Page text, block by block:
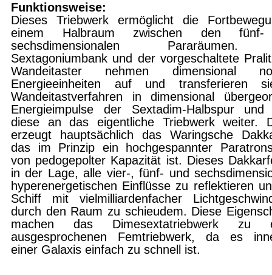
Funktionsweise:
Dieses Triebwerk ermöglicht die
einem Halbraum zwischen den
sechsdimensionalen
Sextagoniumbank und der vorgeschaltete
Wandeitaster nehmen dimensional
Energieeinheiten auf und transferieren
Wandeitastverfahren in dimensional
Energieimpulse der Sextadim-Halbspur und
diese an das eigentliche Triebwerk weiter.
erzeugt hauptsächlich das Waringsche
das im Prinzip ein hochgespannter
von pedogepolter Kapazität ist. Dieses
in der Lage, alle vier-, fünf- und
hyperenergetischen Einflüsse zu reflektie­ren
Schiff mit vielmilliardenfacher
durch den Raum zu schieudem. Diese
machen das Dimesextatriebwerk zu
ausgesproche­nen Femtriebwerk, da es
einer Gala­xis einfach zu schnell ist.